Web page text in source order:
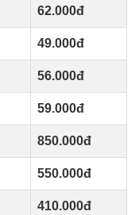
62.000đ
49.000đ
56.000đ
59.000đ
850.000đ
550.000đ
410.000đ